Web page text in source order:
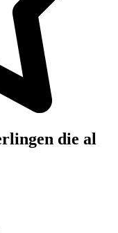
die al